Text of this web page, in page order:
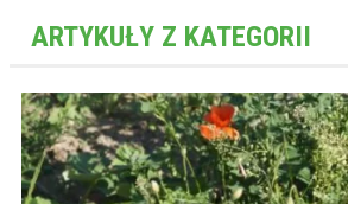
ARTYKUŁY Z KATEGORII